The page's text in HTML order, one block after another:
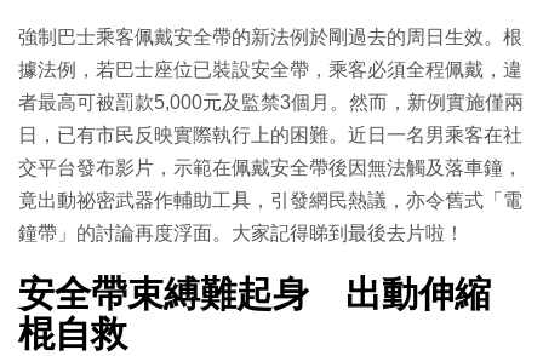
強制巴士乘客佩戴安全帶的新法例於剛過去的周日生效。根
據法例，若巴士座位已裝設安全帶，乘客必須全程佩戴，違
者最高可被罰款5,000元及監禁3個月。然而，新例實施僅兩
日，已有市民反映實際執行上的困難。近日一名男乘客在社
交平台發布影片，示範在佩戴安全帶後因無法觸及落車鐘，
竟出動祕密武器作輔助工具，引發網民熱議，亦令舊式「電
鐘帶」的討論再度浮面。大家記得睇到最後去片啦！
安全帶束縛難起身 出動伸縮
棍自救